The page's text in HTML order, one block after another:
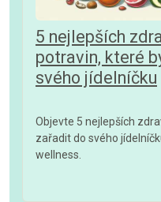
5 nejlepších
potravin, které
svého jídelníčku
Objevte 5 nejlepších
zařadit do svého
wellness.